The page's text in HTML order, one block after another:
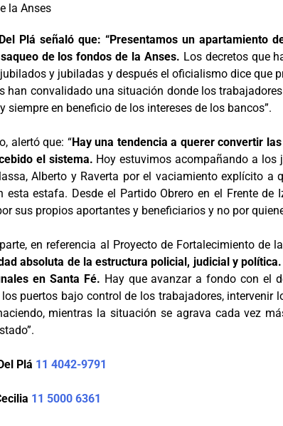
la Anses
Plá señaló que: “Presentamos un
de los fondos de la Anses. Los decretos que
y jubiladas y después el oficialismo dice que
han convalidado una situación donde los
siempre en beneficio de los intereses de los bancos”.
alertó que: “Hay una tendencia a querer convertir
el sistema. Hoy estuvimos acompañando a los
Alberto y Raverta por el vaciamiento explícito
esta estafa. Desde el Partido Obrero en el Frente
sus propios aportantes y beneficiarios y no por
en referencia al Proyecto de Fortalecimiento de
absoluta de la estructura policial, judicial y
en Santa Fé. Hay que avanzar a fondo con el
puertos bajo control de los trabajadores,
mientras la situación se agrava cada vez
Plá 11 4042-9791
11 5000 6361